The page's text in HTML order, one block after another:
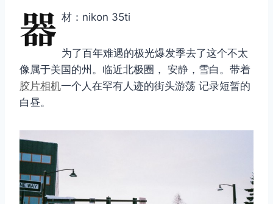
器 材：nikon 35ti
为了百年难遇的极光爆发季去了这个不太
像属于美国的州。临近北极圈， 安静，雪白。带着
胶片相机一个人在罕有人迹的街头游荡 记录短暂的
白昼。